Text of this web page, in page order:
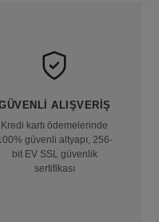
ALIŞVERIŞ
Kredi kartı ödemelerinde
güvenli altyapı, 256-
bit EV SSL güvenlik
sertifikası